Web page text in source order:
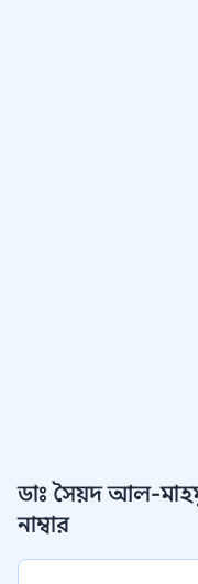
ডাঃ সৈয়দ আল-
নাম্বার